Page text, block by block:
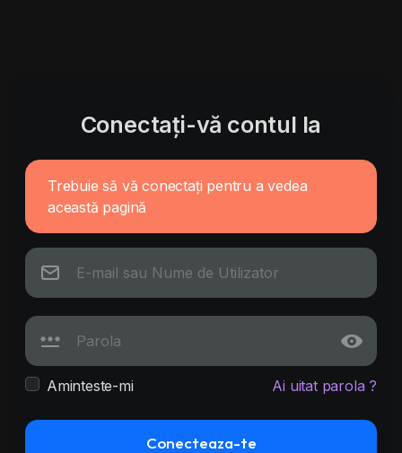
Conectați-vă contul la
Trebuie să vă conectați pentru a vedea
această pagină
Aminteste-mi Ai uitat parola ?
Conecteaza-te